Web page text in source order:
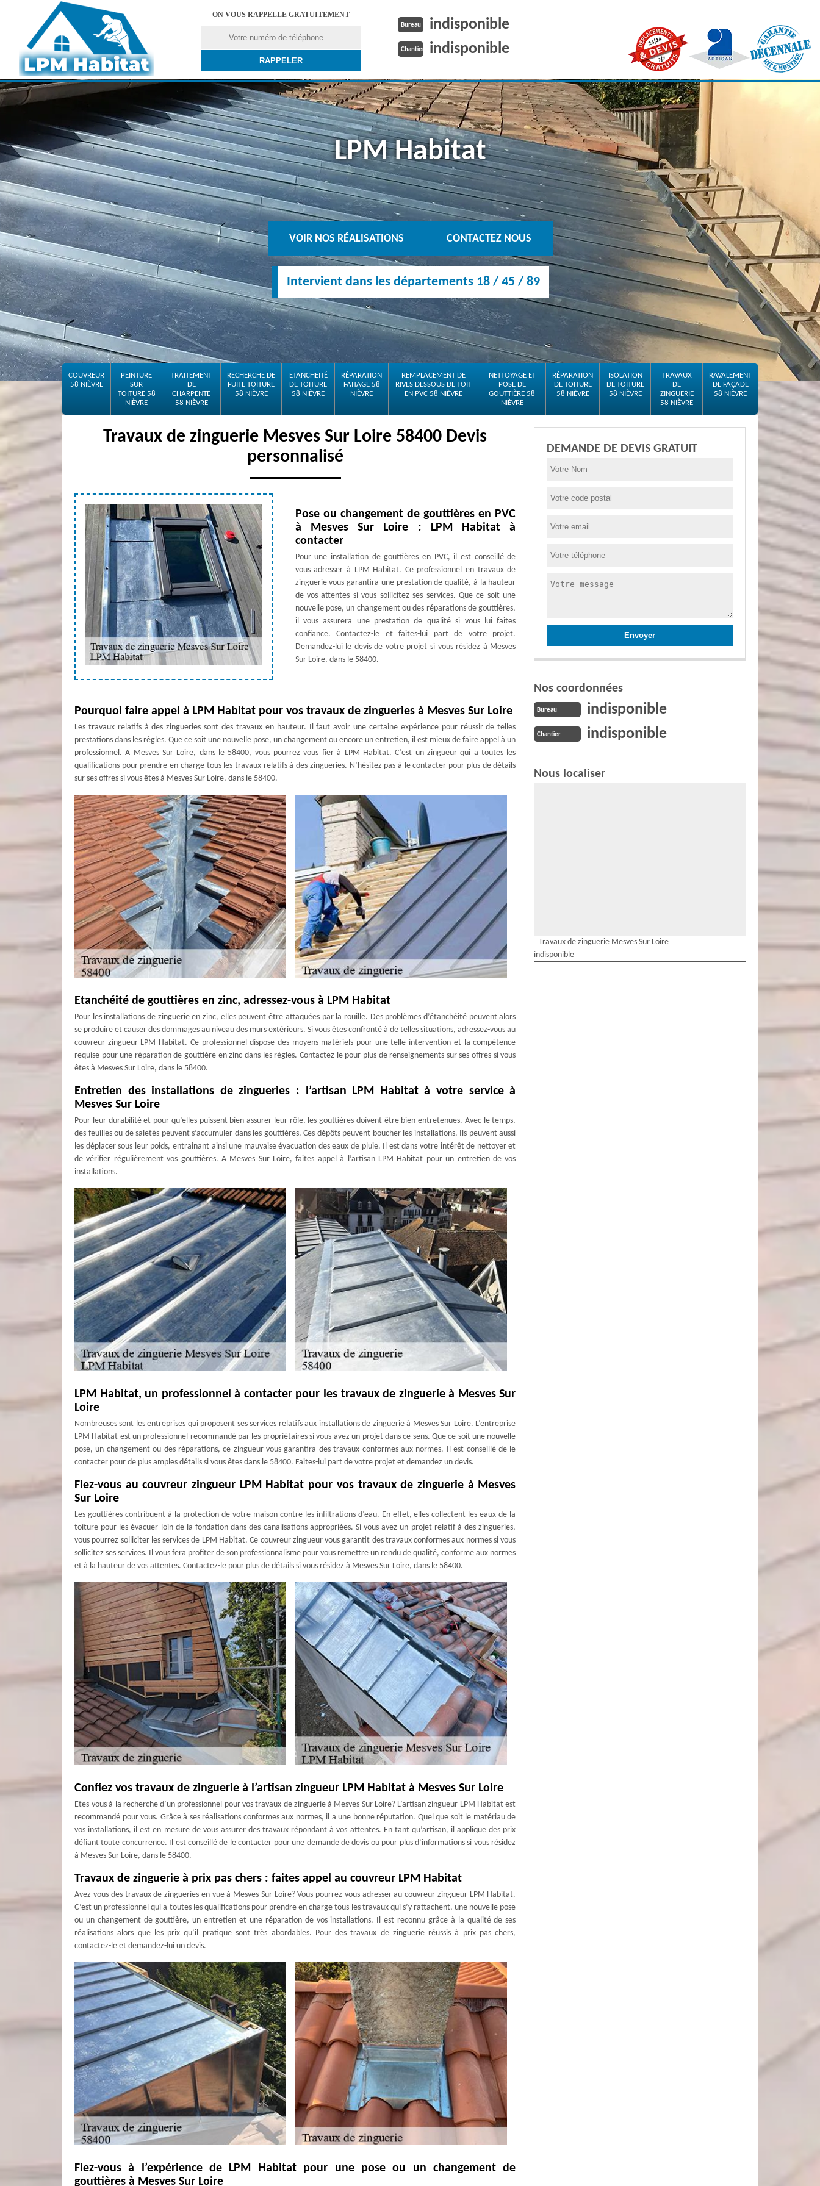
ON VOUS RAPPELLE GRATUITEMENT
Bureau indisponible
Chantier indisponible
LPM Habitat
VOIR NOS RÉALISATIONS CONTACTEZ NOUS
Intervient dans les départements 18 / 45 / 89
COUVREUR
58 NIÈVRE
PEINTURE
SUR
TOITURE 58
NIÈVRE
TRAITEMENT
DE
CHARPENTE
58 NIÈVRE
RECHERCHE DE
FUITE TOITURE
58 NIÈVRE
ETANCHEITÉ
DE TOITURE
58 NIÈVRE
RÉPARATION
FAITAGE 58
NIÈVRE
REMPLACEMENT DE
RIVES DESSOUS DE TOIT
EN PVC 58 NIÈVRE
NETTOYAGE ET
POSE DE
GOUTTIÈRE 58
NIÈVRE
RÉPARATION
DE TOITURE
58 NIÈVRE
ISOLATION
DE TOITURE
58 NIÈVRE
TRAVAUX
DE
ZINGUERIE
58 NIÈVRE
RAVALEMENT
DE FAÇADE
58 NIÈVRE
Travaux de zinguerie Mesves Sur Loire 58400 Devis
personnalisé
Pose ou changement de gouttières en PVC
à Mesves Sur Loire : LPM Habitat à
contacter
Pour une installation de gouttières en PVC, il est conseillé de
vous adresser à LPM Habitat. Ce professionnel en travaux de
zinguerie vous garantira une prestation de qualité, à la hauteur
de vos attentes si vous sollicitez ses services. Que ce soit une
nouvelle pose, un changement ou des réparations de gouttières,
il vous assurera une prestation de qualité si vous lui faites
confiance. Contactez-le et faites-lui part de votre projet.
Demandez-lui le devis de votre projet si vous résidez à Mesves
Sur Loire, dans le 58400.
Pourquoi faire appel à LPM Habitat pour vos travaux de zingueries à Mesves Sur Loire
Les travaux relatifs à des zingueries sont des travaux en hauteur. Il faut avoir une certaine expérience pour réussir de telles
prestations dans les règles. Que ce soit une nouvelle pose, un changement ou encore un entretien, il est mieux de faire appel à un
professionnel. A Mesves Sur Loire, dans le 58400, vous pourrez vous fier à LPM Habitat. C’est un zingueur qui a toutes les
qualifications pour prendre en charge tous les travaux relatifs à des zingueries. N’hésitez pas à le contacter pour plus de détails
sur ses offres si vous êtes à Mesves Sur Loire, dans le 58400.
Etanchéité de gouttières en zinc, adressez-vous à LPM Habitat
Pour les installations de zinguerie en zinc, elles peuvent être attaquées par la rouille. Des problèmes d’étanchéité peuvent alors
se produire et causer des dommages au niveau des murs extérieurs. Si vous êtes confronté à de telles situations, adressez-vous au
couvreur zingueur LPM Habitat. Ce professionnel dispose des moyens matériels pour une telle intervention et la compétence
requise pour une réparation de gouttière en zinc dans les règles. Contactez-le pour plus de renseignements sur ses offres si vous
êtes à Mesves Sur Loire, dans le 58400.
Entretien des installations de zingueries : l’artisan LPM Habitat à votre service à
Mesves Sur Loire
Pour leur durabilité et pour qu’elles puissent bien assurer leur rôle, les gouttières doivent être bien entretenues. Avec le temps,
des feuilles ou de saletés peuvent s’accumuler dans les gouttières. Ces dépôts peuvent boucher les installations. Ils peuvent aussi
les déplacer sous leur poids, entrainant ainsi une mauvaise évacuation des eaux de pluie. Il est dans votre intérêt de nettoyer et
de vérifier régulièrement vos gouttières. A Mesves Sur Loire, faites appel à l’artisan LPM Habitat pour un entretien de vos
installations.
LPM Habitat, un professionnel à contacter pour les travaux de zinguerie à Mesves Sur
Loire
Nombreuses sont les entreprises qui proposent ses services relatifs aux installations de zinguerie à Mesves Sur Loire. L’entreprise
LPM Habitat est un professionnel recommandé par les propriétaires si vous avez un projet dans ce sens. Que ce soit une nouvelle
pose, un changement ou des réparations, ce zingueur vous garantira des travaux conformes aux normes. Il est conseillé de le
contacter pour de plus amples détails si vous êtes dans le 58400. Faites-lui part de votre projet et demandez un devis.
Fiez-vous au couvreur zingueur LPM Habitat pour vos travaux de zinguerie à Mesves
Sur Loire
Les gouttières contribuent à la protection de votre maison contre les infiltrations d’eau. En effet, elles collectent les eaux de la
toiture pour les évacuer loin de la fondation dans des canalisations appropriées. Si vous avez un projet relatif à des zingueries,
vous pourrez solliciter les services de LPM Habitat. Ce couvreur zingueur vous garantit des travaux conformes aux normes si vous
sollicitez ses services. Il vous fera profiter de son professionnalisme pour vous remettre un rendu de qualité, conforme aux normes
et à la hauteur de vos attentes. Contactez-le pour plus de détails si vous résidez à Mesves Sur Loire, dans le 58400.
Confiez vos travaux de zinguerie à l’artisan zingueur LPM Habitat à Mesves Sur Loire
Etes-vous à la recherche d’un professionnel pour vos travaux de zinguerie à Mesves Sur Loire? L’artisan zingueur LPM Habitat est
recommandé pour vous. Grâce à ses réalisations conformes aux normes, il a une bonne réputation. Quel que soit le matériau de
vos installations, il est en mesure de vous assurer des travaux répondant à vos attentes. En tant qu’artisan, il applique des prix
défiant toute concurrence. Il est conseillé de le contacter pour une demande de devis ou pour plus d’informations si vous résidez
à Mesves Sur Loire, dans le 58400.
Travaux de zinguerie à prix pas chers : faites appel au couvreur LPM Habitat
Avez-vous des travaux de zingueries en vue à Mesves Sur Loire? Vous pourrez vous adresser au couvreur zingueur LPM Habitat.
C’est un professionnel qui a toutes les qualifications pour prendre en charge tous les travaux qui s’y rattachent, une nouvelle pose
ou un changement de gouttière, un entretien et une réparation de vos installations. Il est reconnu grâce à la qualité de ses
réalisations alors que les prix qu’il pratique sont très abordables. Pour des travaux de zinguerie réussis à prix pas chers,
contactez-le et demandez-lui un devis.
Fiez-vous à l’expérience de LPM Habitat pour une pose ou un changement de
gouttières à Mesves Sur Loire
DEMANDE DE DEVIS GRATUIT
Nos coordonnées
Bureau indisponible
Chantier indisponible
Nous localiser
Travaux de zinguerie Mesves Sur Loire
indisponible